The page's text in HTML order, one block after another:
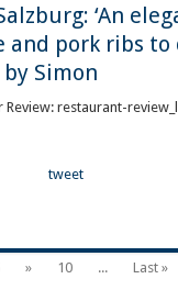
‘An
and pork ribs to
Simon
Review: restaurant-
tweet
» 10 ... Last »